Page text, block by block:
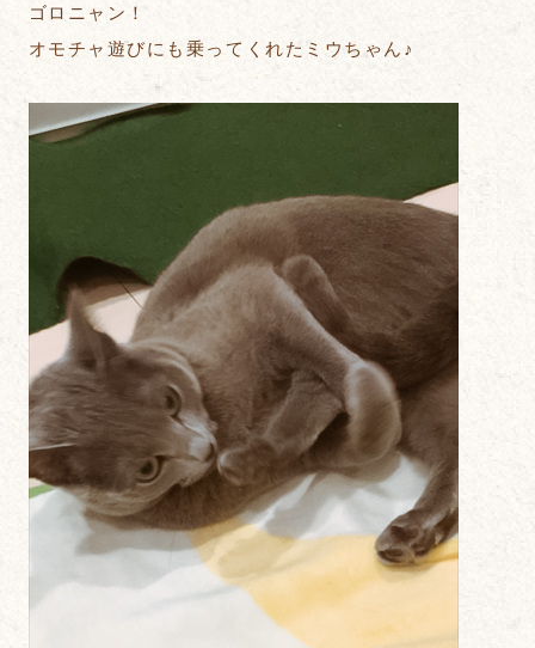
ゴロニャン！
オモチャ遊びにも乗ってくれたミウちゃん♪